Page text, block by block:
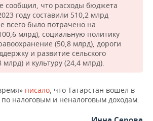
сообщил, что расходы бюджета
году составили 510,2 млрд
всего было потрачено на
млрд), социальную политику
(50,8 млрд), дороги
и развитие сельского
млрд) и культуру (24,4 млрд).
писало, что Татарстан вошел в
по налоговым и неналоговым доходам.